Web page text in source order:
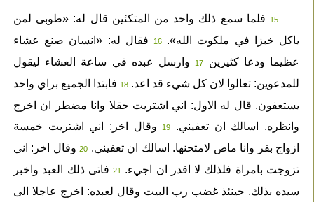
15فلما سمع ذلك واحد من المتكئين قال له: «طوبى لمن
ياكل خبزا في ملكوت الله».
16فقال له: «انسان صنع عشاء
عظيما ودعا كثيرين
17وارسل عبده في ساعة العشاء ليقول
للمدعوين: تعالوا لان كل شيء قد اعد. 18فابتدا الجميع براي واحد
يستعفون. قال له الاول: اني اشتريت حقلا وانا مضطر ان اخرج
وانظره. اسالك ان تعفيني.
19وقال اخر: اني اشتريت خمسة
ازواج بقر وانا ماض لامتحنها. اسالك ان تعفيني. 20وقال اخر: اني
تزوجت بامراة فلذلك لا اقدر ان اجيء.
21فاتى ذلك العبد واخبر
سيده بذلك. حينئذ غضب رب البيت وقال لعبده: اخرج عاجلا الى